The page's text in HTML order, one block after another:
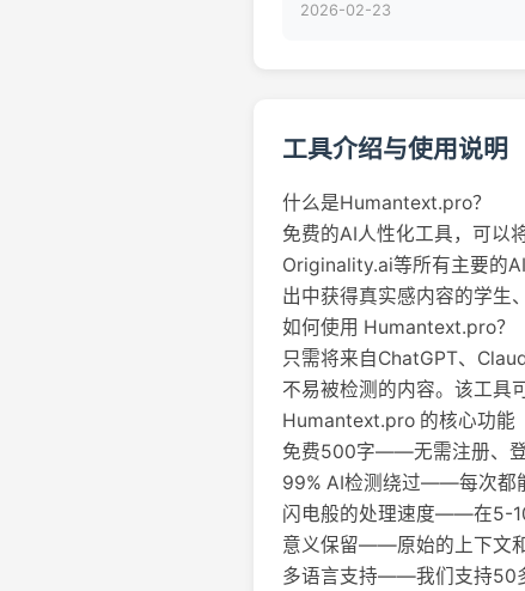
2026-02-23
工具介绍与使用说明
什么是Humantext.pro？
免费的AI人性化工具，可以
Originality.ai等所有主要的
出中获得真实感内容的学生
如何使用 Humantext.pro？
只需将来自ChatGPT、
不易被检测的内容。该工具
Humantext.pro 的核心功能
免费500字——无需注册、
99% AI检测绕过——每次都
闪电般的处理速度——在5-
意义保留——原始的上下文
多语言支持——我们支持50